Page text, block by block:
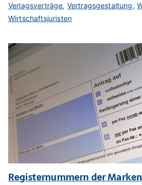
Verlagsverträge, Vertragsgestaltung,
Wirtschaftsjuristen
Registernummern der